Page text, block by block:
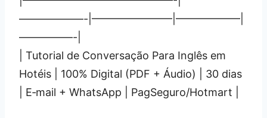
——————-|———————–|——————|
—————-|
| Tutorial de Conversação Para Inglês em
Hotéis | 100% Digital (PDF + Áudio) | 30 dias
| E‑mail + WhatsApp | PagSeguro/Hotmart |